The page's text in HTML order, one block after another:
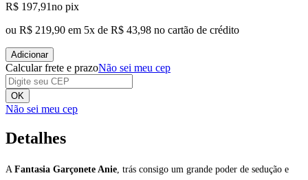
R$ 197,91no pix
ou R$ 219,90 em 5x de R$ 43,98 no cartão de crédito
Adicionar
Calcular frete e prazoNão sei meu cep
OK
Não sei meu cep
Detalhes
A Fantasia Garçonete Anie, trás consigo um grande poder de sedução e